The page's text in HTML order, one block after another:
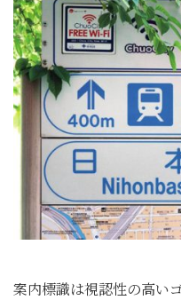
案内標識は視認性の高い